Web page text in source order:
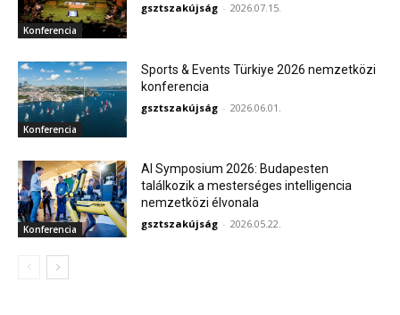
Konferencia
gsztszakújság - 2026.07.15.
Konferencia
Sports & Events Türkiye 2026 nemzetközi
konferencia
gsztszakújság - 2026.06.01.
Konferencia
AI Symposium 2026: Budapesten
találkozik a mesterséges intelligencia
nemzetközi élvonala
gsztszakújság - 2026.05.22.